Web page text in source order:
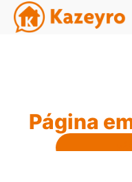
Página